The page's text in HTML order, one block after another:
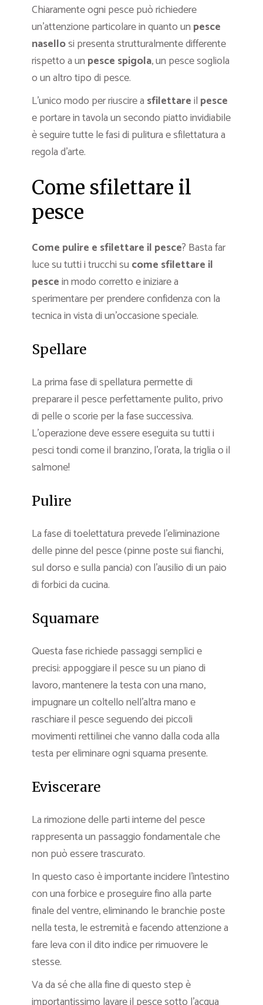
Chiaramente ogni pesce può richiedere
un’attenzione particolare in quanto un pesce
nasellosi presenta strutturalmente differente
rispetto a un pesce spigola, un pesce sogliola
o un altro tipo di pesce.
L’unico modo per riuscire a sfilettareil pesce
e portare in tavola un secondo piatto invidiabile
è seguire tutte le fasi di pulitura e sfilettatura a
regola d’arte.
Come sfilettare il
pesce
Come pulire e sfilettare il pesce? Basta far
luce su tutti i trucchi su come sfilettare il
pescein modo corretto e iniziare a
sperimentare per prendere confidenza con la
tecnica in vista di un’occasione speciale.
Spellare
La prima fase di spellatura permette di
preparare il pesce perfettamente pulito, privo
di pelle o scorie per la fase successiva.
L’operazione deve essere eseguita su tutti i
pesci tondi come il branzino, l’orata, la triglia o il
salmone!
Pulire
La fase di toelettatura prevede l’eliminazione
delle pinne del pesce (pinne poste sui fianchi,
sul dorso e sulla pancia) con l’ausilio di un paio
di forbici da cucina.
Squamare
Questa fase richiede passaggi semplici e
precisi: appoggiare il pesce su un piano di
lavoro, mantenere la testa con una mano,
impugnare un coltello nell’altra mano e
raschiare il pesce seguendo dei piccoli
movimenti rettilinei che vanno dalla coda alla
testa per eliminare ogni squama presente.
Eviscerare
La rimozione delle parti interne del pesce
rappresenta un passaggio fondamentale che
non può essere trascurato.
In questo caso è importante incidere l’intestino
con una forbice e proseguire fino alla parte
finale del ventre, eliminando le branchie poste
nella testa, le estremità e facendo attenzione a
fare leva con il dito indice per rimuovere le
stesse.
Va da sé che alla fine di questo step è